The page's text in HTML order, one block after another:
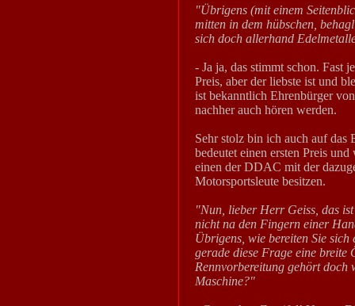
"Übrigens (mit einem
mitten in dem hübschen,
sich doch allerhand
- Ja ja, das stimmt schon. Fast
Preis, aber der liebste ist und
ist bekanntlich Ehrenbürger
nachher auch hören werden.
Sehr stolz bin ich auch auf das
bedeutet einen ersten Preis
einen der DDAC mit der
Motorsportsleute besitzen.
"Nun, lieber Herr Geiss, das
nicht na den Fingern einer
Übrigens, wie bereiten Sie
gerade diese Frage eine breite
Rennvorbereitung gehört doch
Maschine?"